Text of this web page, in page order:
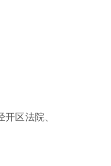
区法院、